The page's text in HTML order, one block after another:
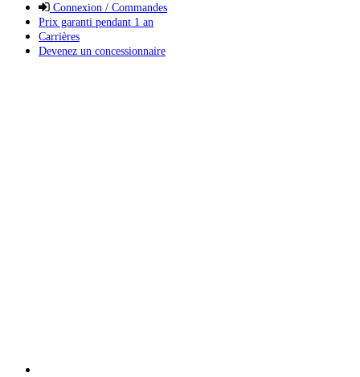
Connexion / Commandes
Prix garanti pendant 1 an
Carrières
Devenez un concessionnaire